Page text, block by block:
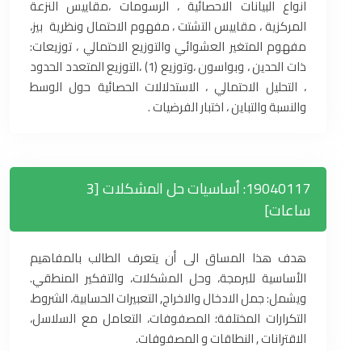
انواع البيانات الاحصائية ، الرسومات ،مقاييس النزعة
المركزية ، مقاييس التشتت ، مفهوم الاحتمال ونظرية بيز،
مفهوم المتغير العشوائي والتوزيع الاحتمالي ، توزيعات:
ذات الحدين ، وبواسون ،وتوزيع (1) ،التوزيع المتعدد الحدود
، التحليل الاحتمالي ، الاستدلالات الحصائية حول الوسط
والنسبة والتباين ، اختبار الفرضيات .
19040117: أساسيات حل المشكلات [3
ساعات]
هدف هذا المساق الى أن يتعرف الطالب بالمفاهيم
الأساسية للبرمجة، وحل المشكلات، والتفكير المنطقي.
ويشمل: جمل الادخال والاخراج, التعبيرات الحسابية، الشروط،
التكرارات المختلفة؛ المصفوفات، التعامل مع السلاسل،
الاقترانات , النطاقات و المصفوفات.